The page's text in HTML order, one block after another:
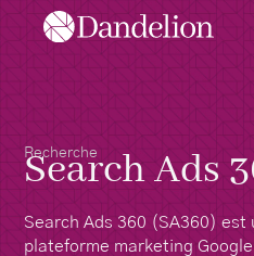
Recherche
Search Ads
Search Ads 360 (SA360) est
plateforme marketing